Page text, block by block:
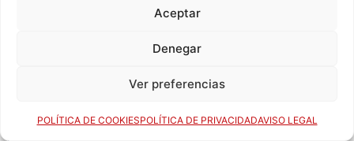
Aceptar
Denegar
Ver preferencias
POLÍTICA DE COOKIESPOLÍTICA DE PRIVACIDADAVISO LEGAL
TEMPORADA 2003-04